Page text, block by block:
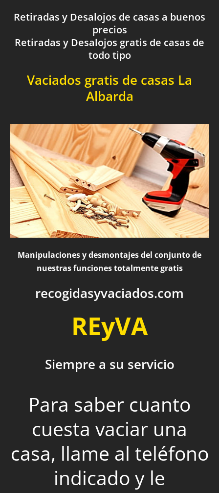
Retiradas y Desalojos de casas a buenos
precios
Retiradas y Desalojos gratis de casas de
todo tipo
Vaciados gratis de casas La
Albarda
Manipulaciones y desmontajes del conjunto de
nuestras funciones totalmente gratis
recogidasyvaciados.com
REyVA
Siempre a su servicio
Para saber cuanto
cuesta vaciar una
casa, llame al teléfono
indicado y le